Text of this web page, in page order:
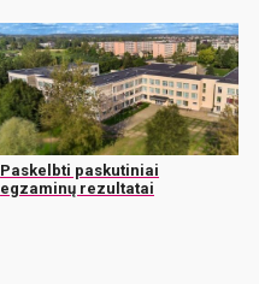
Paskelbti paskutiniai
egzaminų rezultatai